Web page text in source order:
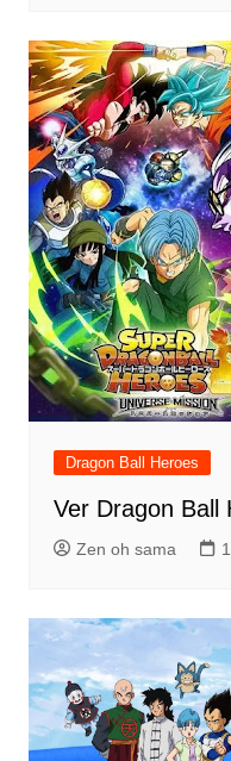
Dragon Ball Heroes
Ver Dragon Ball
Zen oh sama